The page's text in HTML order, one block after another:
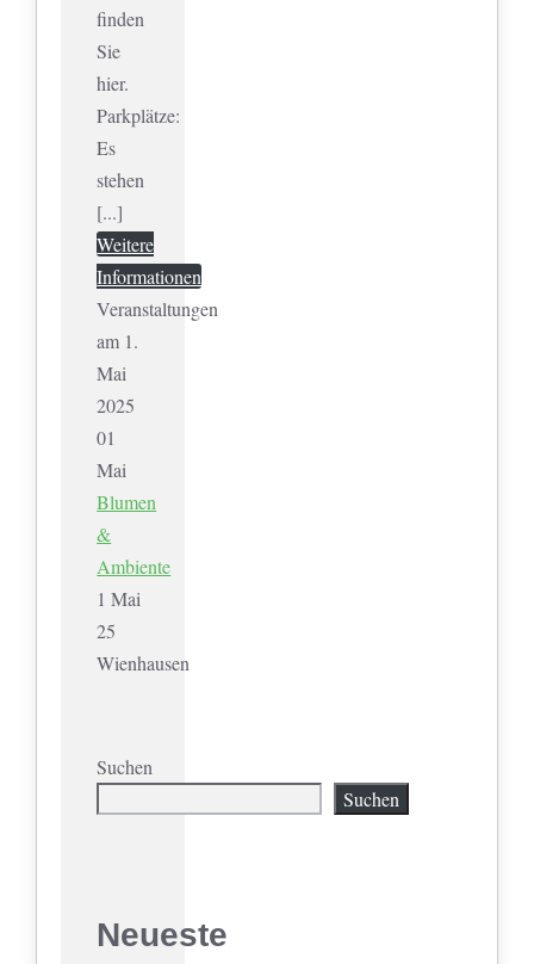
finden
Sie
hier.
Parkplätze:
Es
stehen
[...]
Weitere
Informationen
Veranstaltungen
am 1.
Mai
2025
01
Mai
Blumen
&
Ambiente
1 Mai
25
Wienhausen
Suchen
Suchen
Neueste